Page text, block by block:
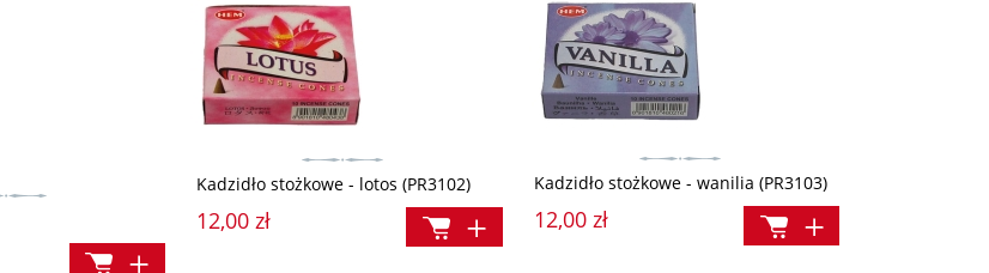
Kadzidło stożkowe - lotos (PR3102)
12,00 zł
Kadzidło stożkowe - wanilia (PR3103)
12,00 zł